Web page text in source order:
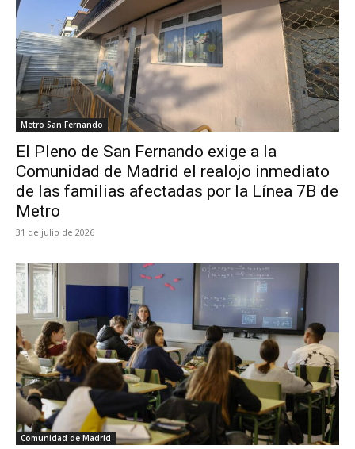
Metro San Fernando
El Pleno de San Fernando exige a la
Comunidad de Madrid el realojo inmediato
de las familias afectadas por la Línea 7B de
Metro
31 de julio de 2026
Comunidad de Madrid